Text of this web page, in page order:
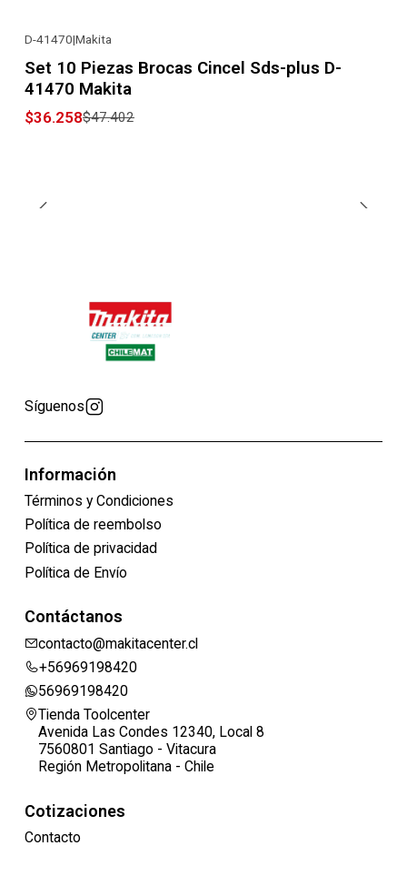
D-41470|Makita
Set 10 Piezas Brocas Cincel Sds-plus D-
41470 Makita
$36.258$47.402
Síguenos
Información
Términos y Condiciones
Política de reembolso
Política de privacidad
Política de Envío
Contáctanos
contacto@makitacenter.cl
+56969198420
56969198420
Tienda Toolcenter
Avenida Las Condes 12340, Local 8
7560801 Santiago - Vitacura
Región Metropolitana - Chile
Cotizaciones
Contacto